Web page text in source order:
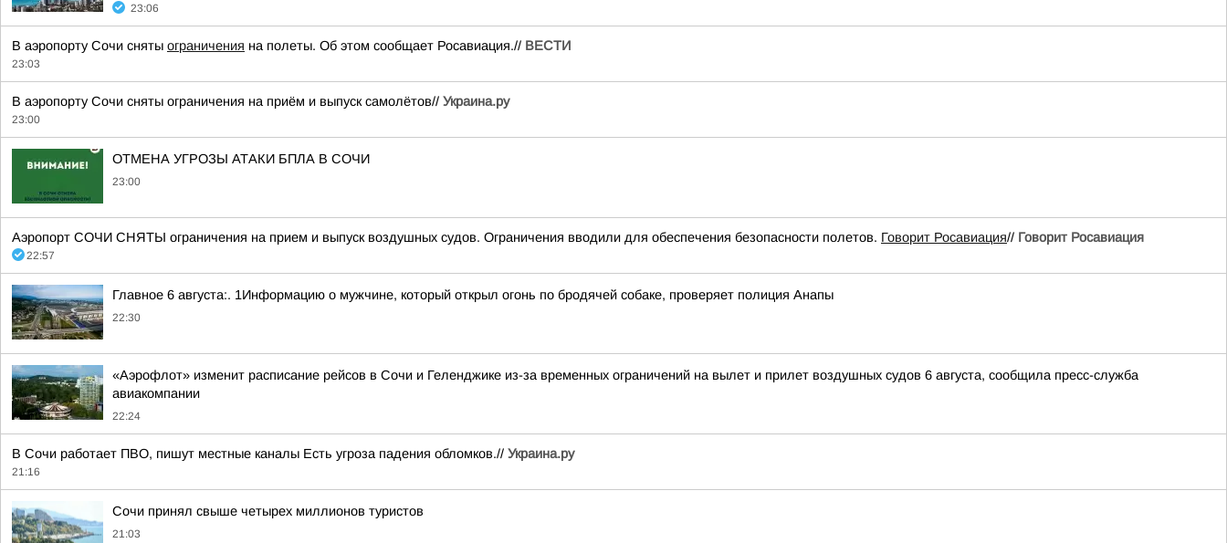
23:06
В аэропорту Сочи сняты ограничения на полеты. Об этом сообщает Росавиация.// ВЕСТИ
23:03
В аэропорту Сочи сняты ограничения на приём и выпуск самолётов// Украина.ру
23:00
ОТМЕНА УГРОЗЫ АТАКИ БПЛА В СОЧИ
23:00
Аэропорт СОЧИ СНЯТЫ ограничения на прием и выпуск воздушных судов. Ограничения вводили для обеспечения безопасности полетов. Говорит Росавиация// Говорит Росавиация
22:57
Главное 6 августа:. 1Информацию о мужчине, который открыл огонь по бродячей собаке, проверяет полиция Анапы
22:30
«Аэрофлот» изменит расписание рейсов в Сочи и Геленджике из-за временных ограничений на вылет и прилет воздушных судов 6 августа, сообщила пресс-служба
авиакомпании
22:24
В Сочи работает ПВО, пишут местные каналы Есть угроза падения обломков.// Украина.ру
21:16
Сочи принял свыше четырех миллионов туристов
21:03